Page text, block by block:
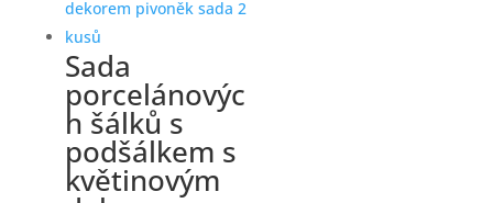
Sada
porcelánovýc
h šálků s
podšálkem s
květinovým